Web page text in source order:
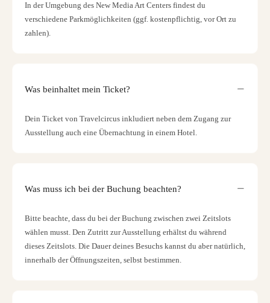
In der Umgebung des New Media Art Centers findest du
verschiedene Parkmöglichkeiten (ggf. kostenpflichtig, vor Ort zu
zahlen).
Was beinhaltet mein Ticket?
Dein Ticket von Travelcircus inkludiert neben dem Zugang zur
Ausstellung auch eine Übernachtung in einem Hotel.
Was muss ich bei der Buchung beachten?
Bitte beachte, dass du bei der Buchung zwischen zwei Zeitslots
wählen musst. Den Zutritt zur Ausstellung erhältst du während
dieses Zeitslots. Die Dauer deines Besuchs kannst du aber natürlich,
innerhalb der Öffnungszeiten, selbst bestimmen.